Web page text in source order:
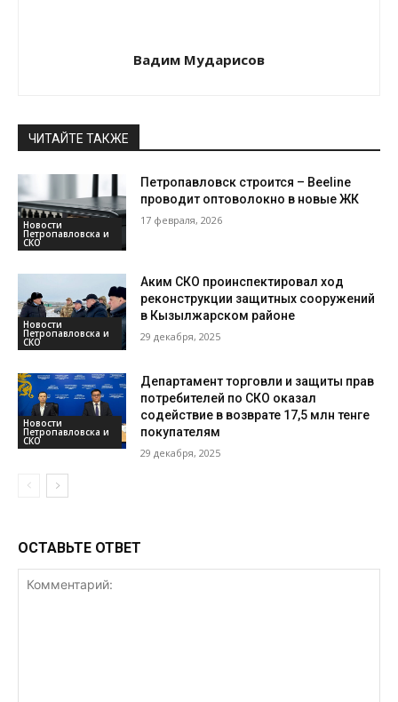
Вадим Мударисов
ЧИТАЙТЕ ТАКЖЕ
Новости
Петропавловска и
СКО
Петропавловск строится – Beeline
проводит оптоволокно в новые ЖК
17 февраля, 2026
Новости
Петропавловска и
СКО
Аким СКО проинспектировал ход
реконструкции защитных сооружений
в Кызылжарском районе
29 декабря, 2025
Новости
Петропавловска и
СКО
Департамент торговли и защиты прав
потребителей по СКО оказал
содействие в возврате 17,5 млн тенге
покупателям
29 декабря, 2025
ОСТАВЬТЕ ОТВЕТ